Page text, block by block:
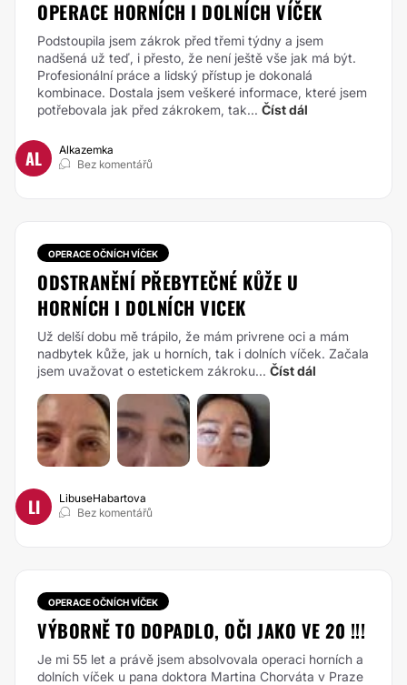
OPERACE HORNÍCH I DOLNÍCH VÍČEK
Podstoupila jsem zákrok před třemi týdny a jsem
nadšená už teď, i přesto, že není ještě vše jak má být.
Profesionální práce a lidský přístup je dokonalá
kombinace. Dostala jsem veškeré informace, které jsem
potřebovala jak před zákrokem, tak... Číst dál
AL
Alkazemka
Bez komentářů
OPERACE OČNÍCH VÍČEK
ODSTRANĚNÍ PŘEBYTEČNÉ KŮŽE U
HORNÍCH I DOLNÍCH VICEK
Už delší dobu mě trápilo, že mám privrene oci a mám
nadbytek kůže, jak u horních, tak i dolních víček. Začala
jsem uvažovat o estetickem zákroku... Číst dál
LI
LibuseHabartova
Bez komentářů
OPERACE OČNÍCH VÍČEK
VÝBORNĚ TO DOPADLO, OČI JAKO VE 20 !!!
Je mi 55 let a právě jsem absolvovala operaci horních a
dolních víček u pana doktora Martina Chorváta v Praze